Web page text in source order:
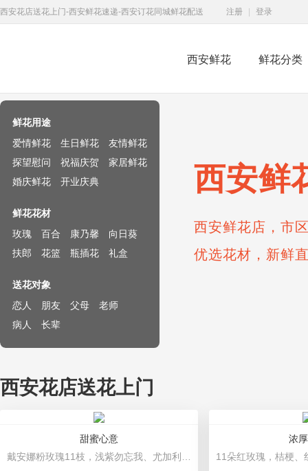
西安花店送花上门-西安鲜花速递-西安订花同城鲜花配送 注册 登录
西安鲜花 鲜花分类
西安鲜
西安鲜花店，市
优选花材，新鲜
鲜花用途
爱情鲜花
生日鲜花
友情鲜花
探望慰问
祝福庆贺
家居鲜花
婚庆鲜花
开业庆典
鲜花花材
玫瑰
百合 康乃馨
向日葵
扶郎
花篮 瓶插花 礼盒
送花对象
恋人
朋友 父母
老师
病人
长辈
西安花店送花上门
甜蜜心意
浓